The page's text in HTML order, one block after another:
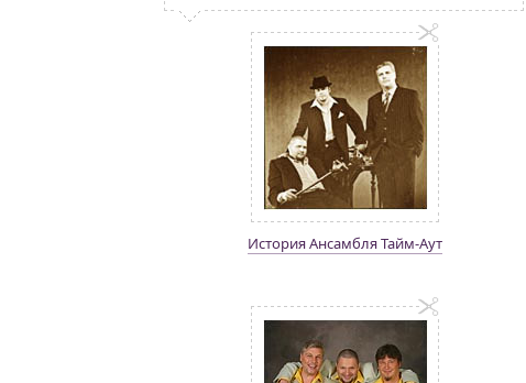
История Ансамбля Тайм-Аут